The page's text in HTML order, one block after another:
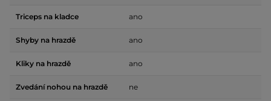
Triceps na kladce ano
Shyby na hrazdě ano
Kliky na hrazdě ano
Zvedání nohou na hrazdě ne